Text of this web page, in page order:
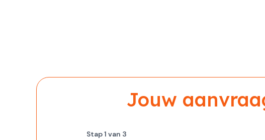
Jouw
Stap1 van 3